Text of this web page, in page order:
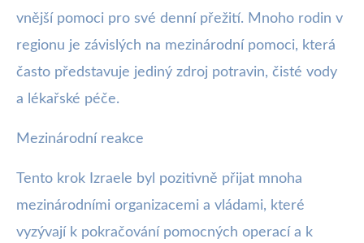
vnější pomoci pro své denní přežití. Mnoho rodin v
regionu je závislých na mezinárodní pomoci, která
často představuje jediný zdroj potravin, čisté vody
a lékařské péče.
Mezinárodní reakce
Tento krok Izraele byl pozitivně přijat mnoha
mezinárodními organizacemi a vládami, které
vyzývají k pokračování pomocných operací a k